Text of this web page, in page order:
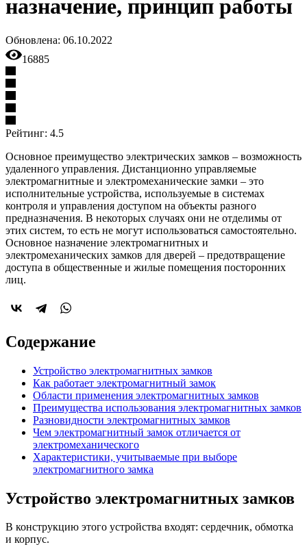
назначение, принцип работы
Обновлена: 06.10.2022
16885
Рейтинг: 4.5
Основное преимущество электрических замков – возможность
удаленного управления. Дистанционно управляемые
электромагнитные и электромеханические замки – это
исполнительные устройства, используемые в системах
контроля и управления доступом на объекты разного
предназначения. В некоторых случаях они не отделимы от
этих систем, то есть не могут использоваться самостоятельно.
Основное назначение электромагнитных и
электромеханических замков для дверей – предотвращение
доступа в общественные и жилые помещения посторонних
лиц.
Содержание
Устройство электромагнитных замков
Как работает электромагнитный замок
Области применения электромагнитных замков
Преимущества использования электромагнитных замков
Разновидности электромагнитных замков
Чем электромагнитный замок отличается от
электромеханического
Характеристики, учитываемые при выборе
электромагнитного замка
Устройство электромагнитных замков
В конструкцию этого устройства входят: сердечник, обмотка
и корпус.